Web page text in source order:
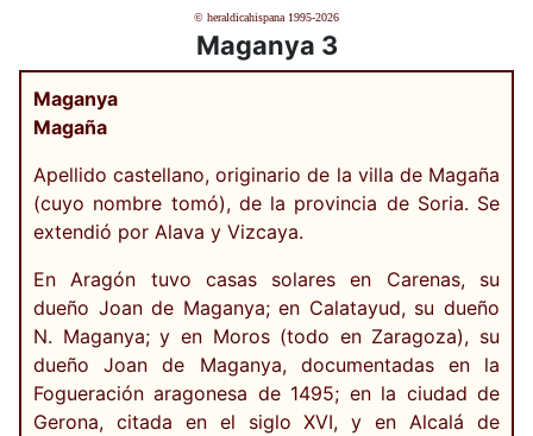
© heraldicahispana 1995-2026
Maganya 3
Maganya
Magaña
Apellido castellano, originario de la villa de Magaña
(cuyo nombre tomó), de la provincia de Soria. Se
extendió por Alava y Vizcaya.
En Aragón tuvo casas solares en Carenas, su
dueño Joan de Maganya; en Calatayud, su dueño
N. Maganya; y en Moros (todo en Zaragoza), su
dueño Joan de Maganya, documentadas en la
Fogueración aragonesa de 1495; en la ciudad de
Gerona, citada en el siglo XVI, y en Alcalá de